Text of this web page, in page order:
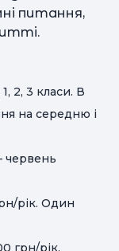
питання,
2, 3 класи. В
на середню і
червень
рік. Один
грн/рік.